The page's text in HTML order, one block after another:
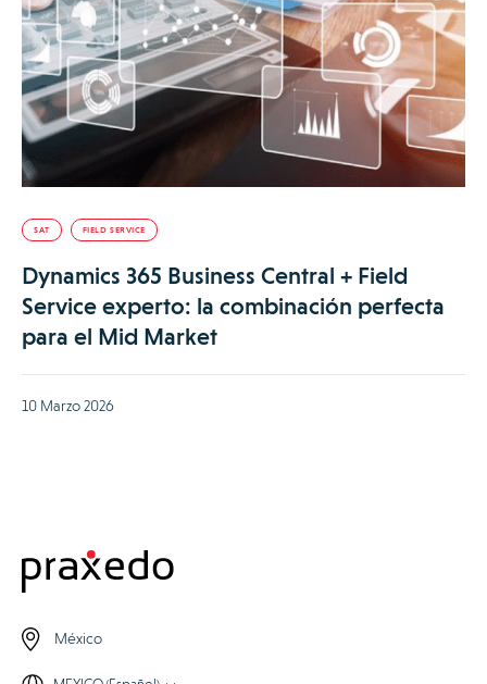
SAT FIELD SERVICE
Dynamics 365 Business Central + Field
Service experto: la combinación perfecta
para el Mid Market
10 Marzo 2026
México